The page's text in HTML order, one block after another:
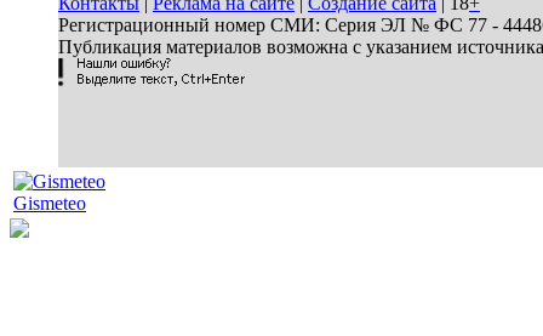
Регистрационный номер СМИ: Серия ЭЛ № ФС 77 - 44486
Публикация материалов возможна с указанием
Gismeteo